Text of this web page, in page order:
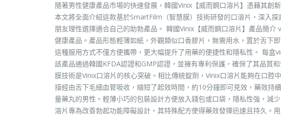
隨著男性健康產品市場的快速發展，韓國Vinix【威而鋼口溶片】憑藉其創
本文將全面介紹這款基於SmartFilm（智慧膜）技術研發的口溶片，深入
朋友理性選擇適合自己的助勃產品。 韓國Vinix【威而鋼口溶片】產品簡
健康產品。產品形態輕薄如紙，外觀類似口香膠片，無需用水，置於舌下
這種服用方式不僅方便攜帶，更大幅提升了用藥的便捷性和隱私性。 每盒
該產品通過韓國KFDA認證和GMP認證，並擁有專利保護，確保了其品質
膜技術是Vinix口溶片的核心突破。相比傳統錠劑，Vinix口溶片能夠在口
接經由舌下毛細血管吸收，縮短了起效時間，約10分鐘即可見效，藥效持
量藥丸的男性。輕薄小巧的包裝設計方便放入錢包或口袋，隱私性強，減
溶片專為改善勃起功能障礙設計，其特殊配方使得藥效發揮迅速且持久。